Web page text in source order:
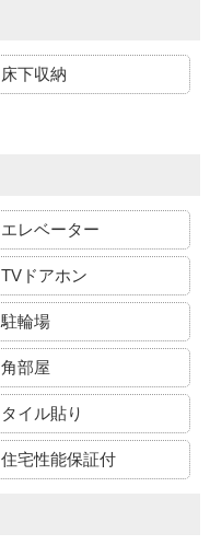
床下収納
エレベーター
TVドアホン
駐輪場
角部屋
タイル貼り
住宅性能保証付